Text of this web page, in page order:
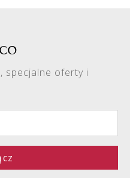
specjalne oferty i